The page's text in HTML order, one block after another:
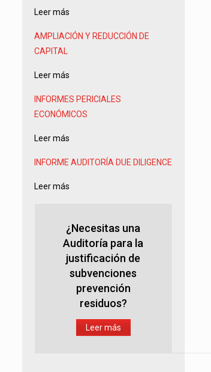
Leer más
AMPLIACIÓN Y REDUCCIÓN DE
CAPITAL
Leer más
INFORMES PERICIALES
ECONÓMICOS
Leer más
INFORME AUDITORÍA DUE DILIGENCE
Leer más
¿Necesitas una
Auditoría para la
justificación de
subvenciones
prevención
residuos?
Leer más